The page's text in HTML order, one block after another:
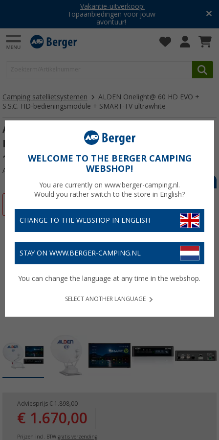
Vakantie-uitverkoop:
Topaanbiedingen voor jouw
avontuur!
Camping satellietsystemen
ALDEN Onelight@ 60 HD EVO +
S.S.C. HD-bedieningsmodule + SMART-TV ultrawhite
ALDEN Onelight@ 60 HD EVO + S.S.C. HD-
bedieningsmodule + SMART-TV ultrawhite
19 inch
Artikelnr: 555370
Adviesprijs € 1.898,00
€ 1.670,00
Prijzen incl. BTW gratis verzending
WELCOME TO THE BERGER CAMPING
WEBSHOP!
You are currently on www.berger-camping.nl.
Would you rather switch to the store in English?
CHANGE TO THE WEBSHOP IN ENGLISH
STAY ON WWW.BERGER-CAMPING.NL
You can change the language at any time in the webshop.
SELECT ANOTHER LANGUAGE